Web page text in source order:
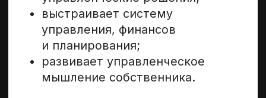
Топ‑менеджерам
Руководителям подразделений,
которые хотят усилить